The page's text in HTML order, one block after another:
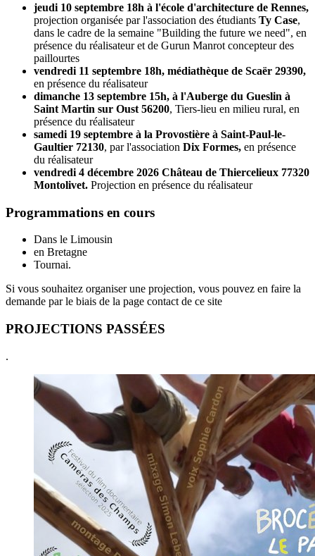
jeudi 10 septembre 18h à l'école d'architecture de Rennes,
projection organisée par l'association des étudiants Ty Case,
dans le cadre de la semaine "Building the future we need", en
présence du réalisateur et de Gurun Manrot concepteur des
paillourtes
vendredi 11 septembre 18h, médiathèque de Scaër 29390,
en présence du réalisateur
dimanche 13 septembre 15h, à l'Auberge du Gueslin à
Saint Martin sur Oust 56200, Tiers-lieu en milieu rural, en
présence du réalisateur
samedi 19 septembre à la Provostière à Saint-Paul-le-
Gaultier 72130, par l'association Dix Formes, en présence
du réalisateur
vendredi 4 décembre 2026 Château de Thiercelieux 77320
Montolivet. Projection en présence du réalisateur
Programmations en cours
Dans le Limousin
en Bretagne
Tournai.
Si vous souhaitez organiser une projection, vous pouvez en faire la
demande par le biais de la page contact de ce site
PROJECTIONS PASSÉES
.